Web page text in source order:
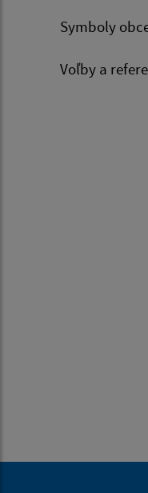
Symboly
Voľby a